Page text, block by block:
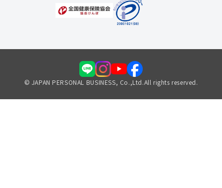
© JAPAN PERSONAL BUSINESS, Co.,Ltd.All rights reserved.